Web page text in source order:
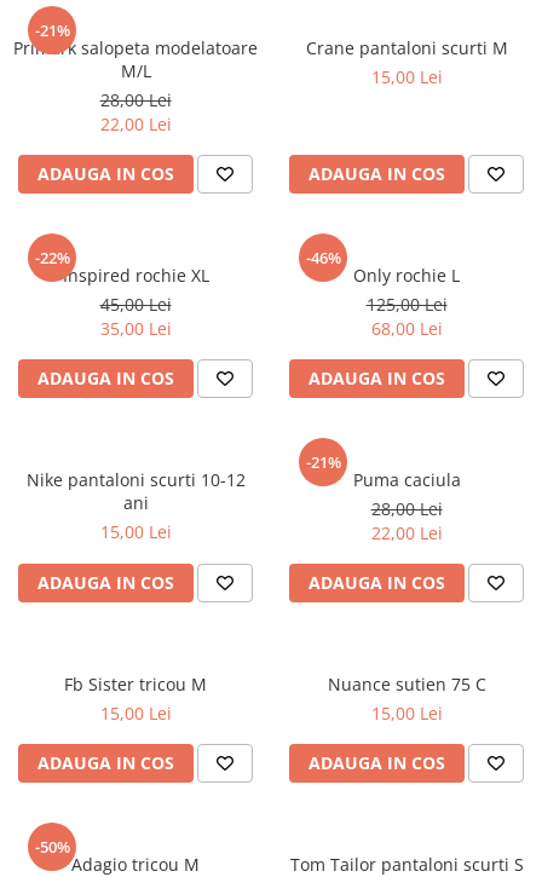
Hanorace
Lenjerii si pijamale
Pantaloni scurti
Rochii
Sacouri si Costume
Sport
sport
Tricouri si maiouri
Rochii&Fuste/Sacouri
Salopete
Tricouri si maiouri
veste
-21%
Primark salopeta modelatoare
M/L
28,00 Lei
22,00 Lei
ADAUGA IN COS
Crane pantaloni scurti M
15,00 Lei
ADAUGA IN COS
-22%
Inspired rochie XL
45,00 Lei
35,00 Lei
ADAUGA IN COS
-46%
Only rochie L
125,00 Lei
68,00 Lei
ADAUGA IN COS
Nike pantaloni scurti 10-12
ani
15,00 Lei
ADAUGA IN COS
-21%
Puma caciula
28,00 Lei
22,00 Lei
ADAUGA IN COS
Fb Sister tricou M
15,00 Lei
ADAUGA IN COS
Nuance sutien 75 C
15,00 Lei
ADAUGA IN COS
-50%
Adagio tricou M
Tom Tailor pantaloni scurti S